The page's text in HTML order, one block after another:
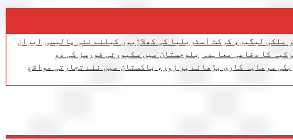
ملکی لیگیں، کرکٹ آسٹریلیا کی کھلاڑیوں کیلئے نئی پالیسی ایران
کا دفاعی معاہدہ
بلوچستان میں سکیورٹی فورسز کی دو
سرمایہ کاری بڑھانے پر زور، پاکستان میں نئے تجارتی مواقع